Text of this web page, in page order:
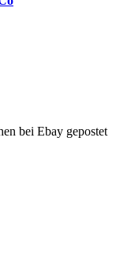
bei Ebay gepostet